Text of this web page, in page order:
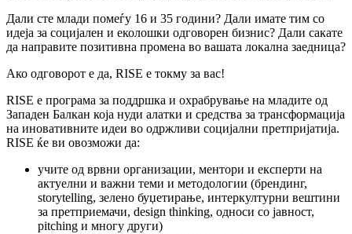
Дали сте млади помеѓу 16 и 35 години? Дали имате тим со
идеја за социјален и еколошки одговорен бизнис? Дали сакате
да направите позитивна промена во вашата локална заедница?
Ако одговорот е да, RISE е токму за вас!
RISE е програма за поддршка и охрабрување на младите од
Западен Балкан која нуди алатки и средства за трансформација
на иновативните идеи во одржливи социјални претпријатија.
RISE ќе ви овозможи да:
учите од врвни организации, ментори и експерти на
актуелни и важни теми и методологии (брендинг,
storytelling, зелено буџетирање, интеркултурни вештини
за претприемачи, design thinking, односи со јавност,
pitching и многу други)